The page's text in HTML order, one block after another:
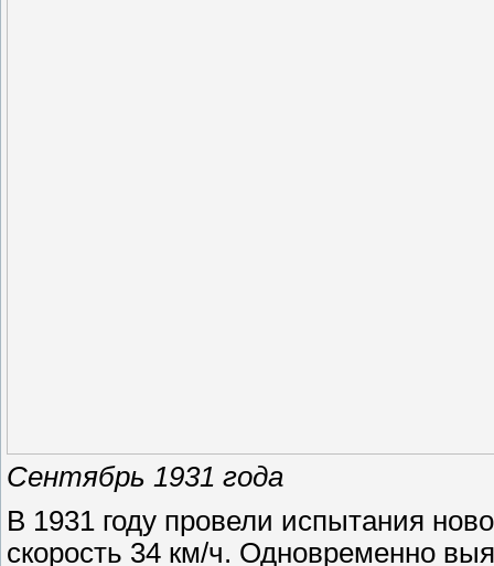
Сентябрь 1931 года
В 1931 году провели испытания
скорость 34 км/ч. Одновременно